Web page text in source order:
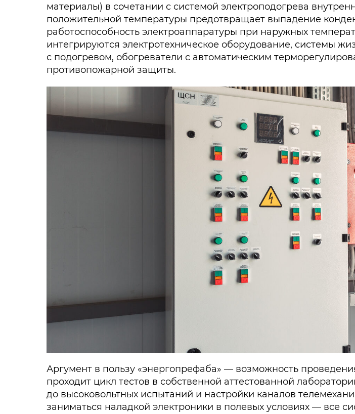
материалы) в сочетании с системой электроподогрева
положительной температуры предотвращает выпадение
работоспособность электроаппаратуры при наружных
интегрируются электротехническое оборудование, системы
с подогревом, обогреватели с автоматическим
противопожарной защиты.
Аргумент в пользу «энергопрефаба» — возможность
проходит цикл тестов в собственной аттестованной
до высоковольтных испытаний и настройки каналов
заниматься наладкой электроники в полевых условиях — все